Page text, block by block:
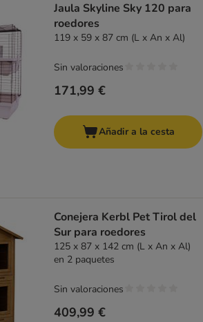
Jaula Skyline Sky 120 para
roedores
119 x 59 x 87 cm (L x An x Al)
171,99 €
Sin valoraciones
Añadir a la cesta
Conejera Kerbl Pet Tirol del
Sur para roedores
125 x 87 x 142 cm (L x An x Al)
en 2 paquetes
409,99 €
Sin valoraciones